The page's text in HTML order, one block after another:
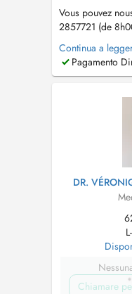
Vous pouvez
2857721 (de
ou envoyez-nous
Pour garantir
ses patients, Dr.
qui n'habitent
Continua a
Pagamento
DR.
Chiamare